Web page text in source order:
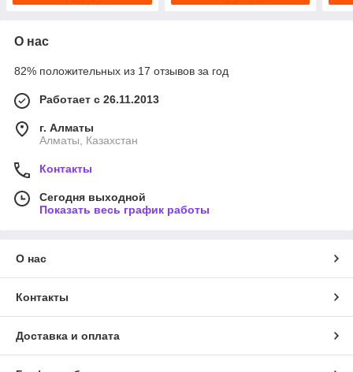
О нас
82% положительных из 17 отзывов за год
Работает с 26.11.2013
г. Алматы
Алматы, Казахстан
Контакты
Сегодня выходной
Показать весь график работы
О нас
Контакты
Доставка и оплата